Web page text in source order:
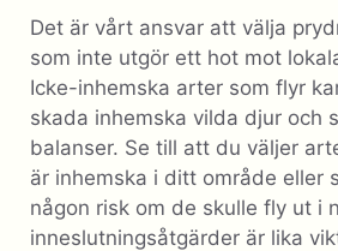
Det är vårt ansvar att välja
som inte utgör ett hot mot
Icke-inhemska arter som flyr
skada inhemska vilda djur och
balanser. Se till att du väljer
är inhemska i ditt område eller
någon risk om de skulle fly ut i
inneslutningsåtgärder är lika